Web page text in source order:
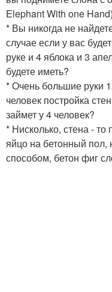
Elephant With one
* Вы никогда не
случае если у вас
руке и 4 яблока и 3
будете иметь?
* Очень большие руки
человек постройка
займет у 4 человек?
* Нисколько, стена -
яйцо на бетонный
способом, бетон фиг